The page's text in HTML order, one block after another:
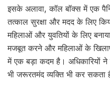
इसके अलावा, कॉल बॉक्स में एक
तत्काल सुरक्षा और मदद के लिए
महिलाओं और युवतियों के लिए
मजबूत करने और महिलाओं के
में एक बड़ा कदम है। अधिकारियों
भी जरूरतमंद व्यक्ति भी कर सकता